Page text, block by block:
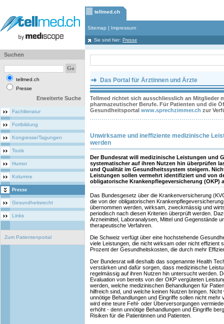
tellmed.ch
Sitemap | Impressum
Sie sind hier: Presse
Suchen
tellmed.ch
Presse
Erweiterte Suche
Fachliteratur
Fortbildung
Kongresse/Tagungen
Tools
Humor
Kolumne
Presse
Gesundheitsrecht
Links
Zum Patientenportal
Das Portal für Ärztinnen und Ärzte
Tellmed richtet sich ausschliesslich an Mitglieder
pharmazeutischer Berufe. Für Patienten und die
Gesundheitsportal www.sprechzimmer.ch zur
Unwirksame und ineffiziente medizinische
werden
Der Bundesrat will medizinische Leistungen und
systematischer auf ihren Nutzen hin überprüfen
und Qualität im Gesundheitssystem steigern.
Leistungen sollen vermehrt identifiziert und von
obligatorische Krankenpflegeversicherung (OKP)
Das Bundesgesetz über die Krankenversicherung
die von der obligatorischen
übernommen werden, wirksam, zweckmässig und
periodisch nach diesen Kriterien überprüft werden.
Arzneimittel, Laboranalysen, Mittel und Gegenstände
therapeutische Verfahren.
Die Schweiz verfügt über eine hochstehende
viele Leistungen, die nicht wirksam oder nicht effizient
Prozent der Gesundheitskosten, die durch mehr
Der Bundesrat will deshalb das sogenannte Health
verstärken und dafür sorgen, dass medizinische
regelmässig auf ihren Nutzen hin untersucht werden.
Evaluation von bereits von der OKP vergüteten
werden, welche medizinischen Behandlungen für
hilfreich sind, und welche keinen Nutzen bringen.
unnötige Behandlungen und Eingriffe sollen nicht
wird eine teure Fehl- oder Überversorgungen
erhöht - denn unnötige Behandlungen und Eingriffe
Risiken für die Patientinnen und Patienten.